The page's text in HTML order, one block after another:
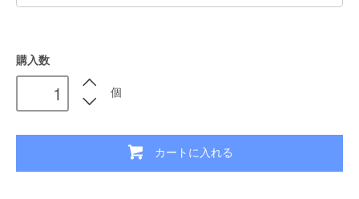
購入数
個
カートに入れる